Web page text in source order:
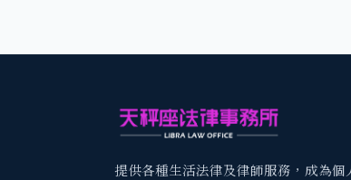
提供各種生活法律及律師服務，成為個